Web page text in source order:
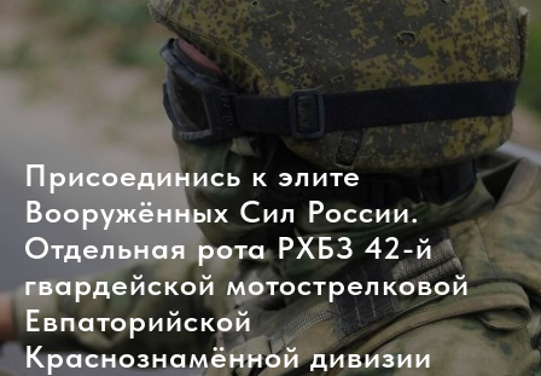
Присоединись к элите
Вооружённых Сил России.
Отдельная рота РХБЗ 42-й
гвардейской мотострелковой
Евпаторийской
Краснознамённой дивизии